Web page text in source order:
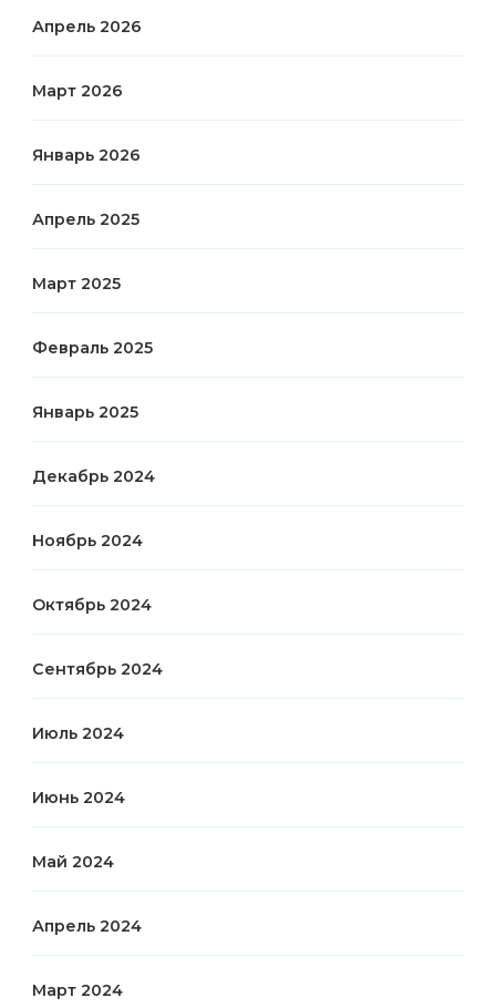
Апрель 2026
Март 2026
Январь 2026
Апрель 2025
Март 2025
Февраль 2025
Январь 2025
Декабрь 2024
Ноябрь 2024
Октябрь 2024
Сентябрь 2024
Июль 2024
Июнь 2024
Май 2024
Апрель 2024
Март 2024